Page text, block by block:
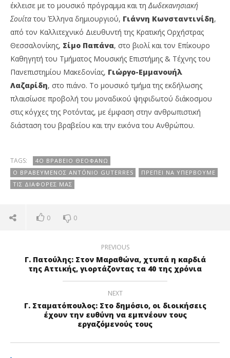
έκλεισε με το μουσικό πρόγραμμα και τηΔωδεκανησιακή
Σουίτα του Έλληνα δημιουργιού, Γιάννη Κωνσταντινίδη,
από τον Καλλιτεχνικό Διευθυντή της Κρατικής Ορχήστρας
Θεσσαλονίκης, Σίμο Παπάνα, στο βιολί και τον Επίκουρο
Καθηγητή του Τμήματος Μουσικής Επιστήμης & Τέχνης του
Πανεπιστημίου Μακεδονίας, Γιώργο-Εμμανουήλ
Λαζαρίδη, στο πιάνο. Το μουσικό τμήμα της εκδήλωσης
πλαισίωσε προβολή του μοναδικού ψηφιδωτού διάκοσμου
στις κόγχες της Ροτόντας, με έμφαση στην ανθρωπιστική
διάσταση του βραβείου και την εικόνα του Ανθρώπου.
TAGS:
4Ο ΒΡΑΒΕΊΟ ΘΕΟΦΑΝΏ
Ο ΒΡΑΒΕΥΜΈΝΟΣ ANTÓNIO GUTERRES
ΠΡΈΠΕΙ ΝΑ ΥΠΕΡΒΟΎΜΕ
ΤΙΣ ΔΙΑΦΟΡΈΣ ΜΑΣ
0 0
PREVIOUS
Γ. Πατούλης: Στον Μαραθώνα, χτυπά η καρδιά
της Αττικής, γιορτάζοντας τα 40 της χρόνια
NEXT
Γ. Σταματόπουλος: Στο δημόσιο, οι διοικήσεις
έχουν την ευθύνη να εμπνέουν τους
εργαζόμενούς τους